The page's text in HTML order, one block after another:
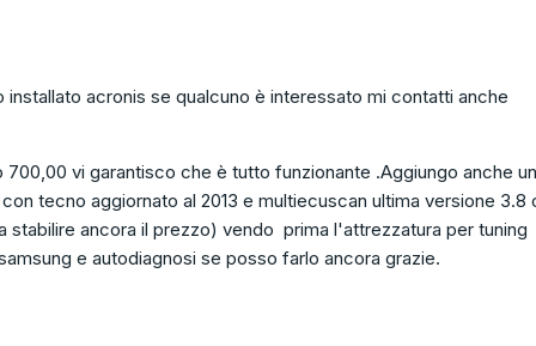
installato acronis se qualcuno è interessato mi contatti anche
700,00 vi garantisco che è tutto funzionante .Aggiungo anche un
tecno aggiornato al 2013 e multiecuscan ultima versione 3.8
stabilire ancora il prezzo) vendo prima l'attrezzatura per
e autodiagnosi se posso farlo ancora grazie.